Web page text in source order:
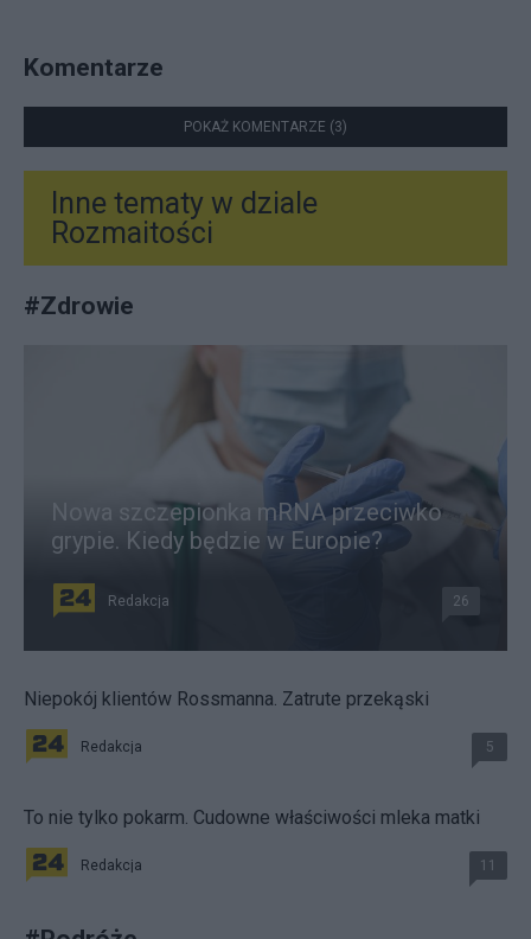
Komentarze
POKAŻ KOMENTARZE (3)
Inne tematy w dziale
Rozmaitości
#Zdrowie
Nowa szczepionka mRNA przeciwko
grypie. Kiedy będzie w Europie?
Redakcja 26
Niepokój klientów Rossmanna. Zatrute przekąski
Redakcja 5
To nie tylko pokarm. Cudowne właściwości mleka matki
Redakcja 11